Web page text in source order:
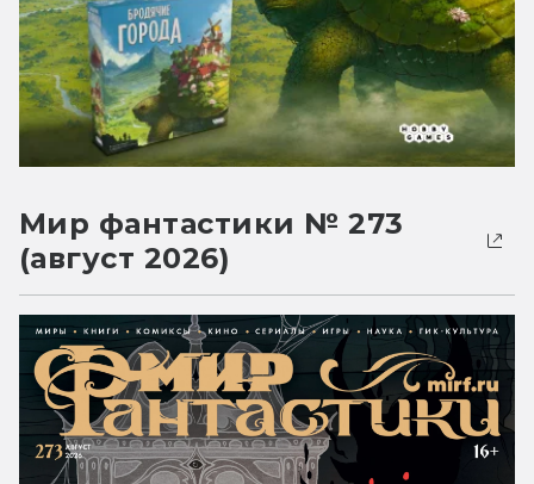
Мир фантастики № 273
(август 2026)